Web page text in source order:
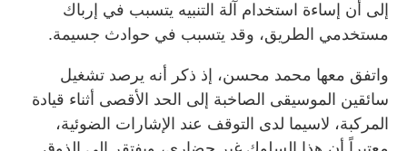
إلى أن إساءة استخدام آلة التنبيه يتسبب في إرباك
مستخدمي الطريق، وقد يتسبب في حوادث جسيمة.
واتفق معها محمد محسن، إذ ذكر أنه يرصد تشغيل
سائقين الموسيقى الصاخبة إلى الحد الأقصى أثناء قيادة
المركبة، لاسيما لدى التوقف عند الإشارات الضوئية،